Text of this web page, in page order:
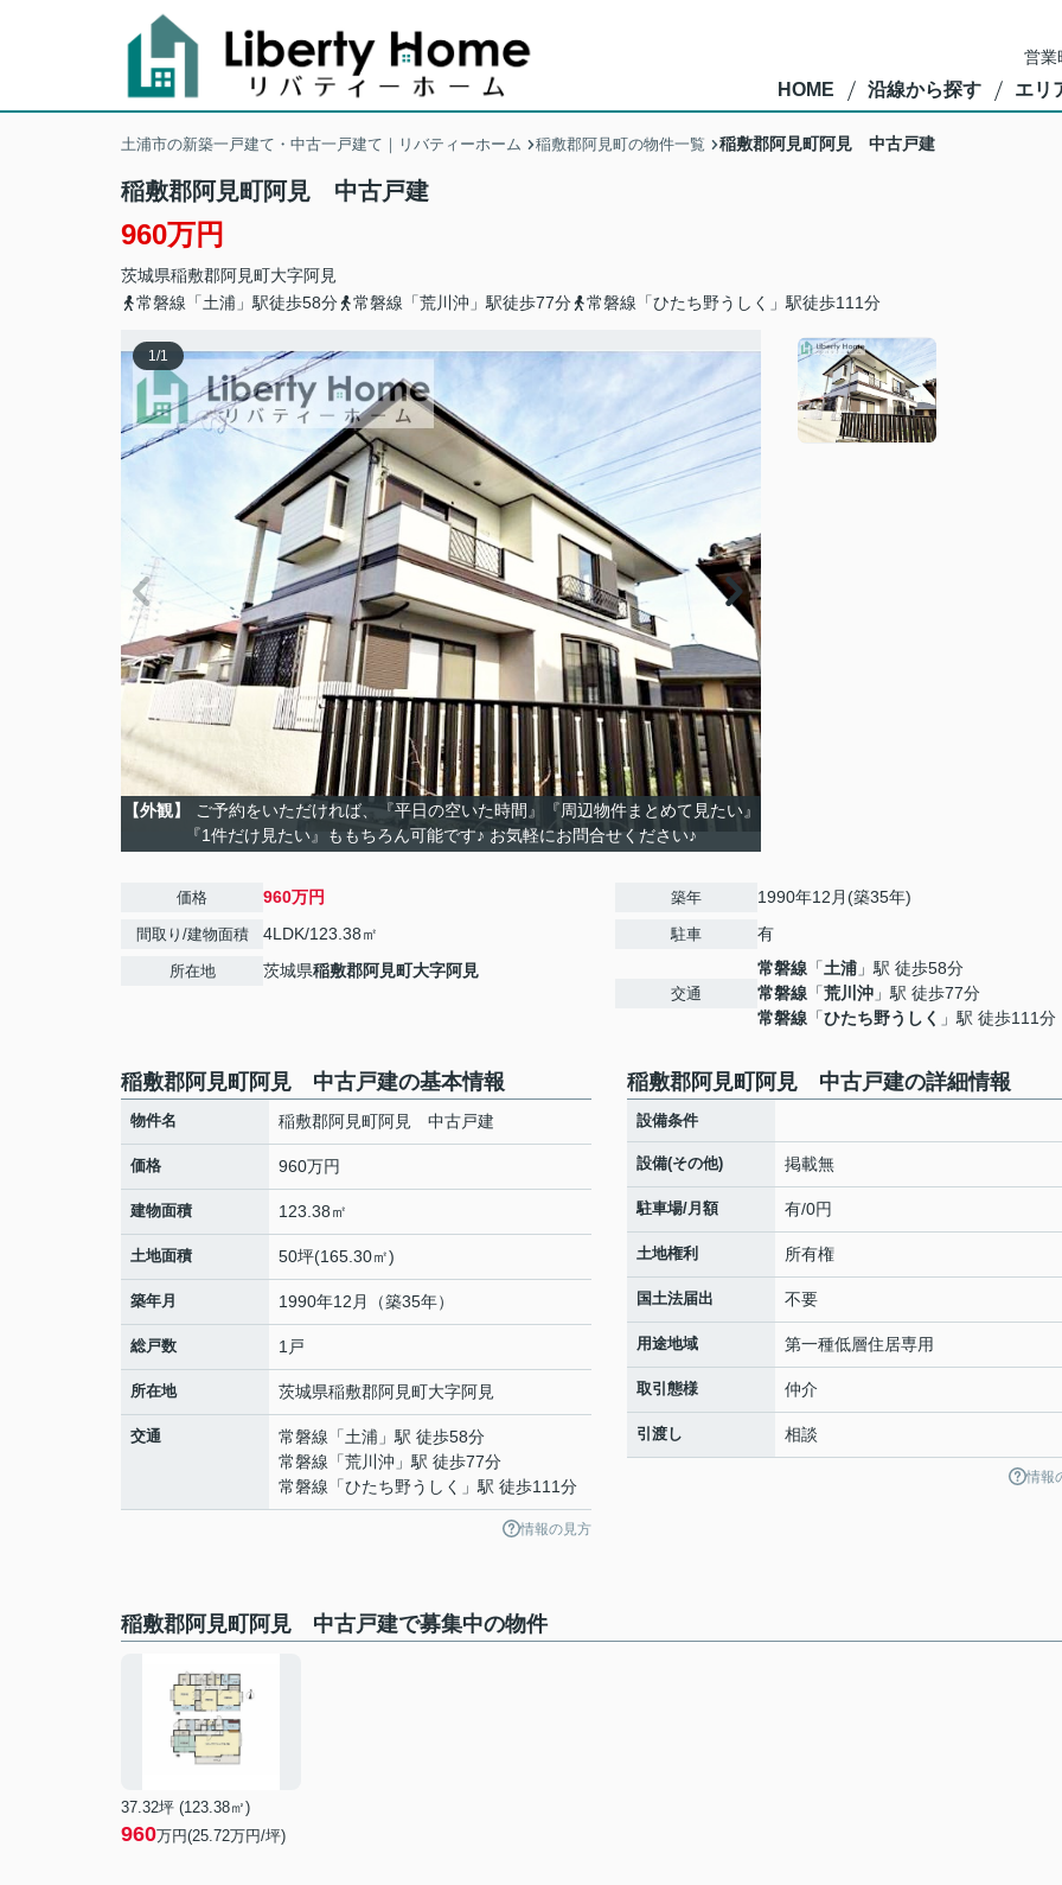
営
HOME 沿線から探す エリ
土浦市の新築一戸建て・中古一戸建て｜リバティーホーム 稲敷郡阿見町の物件一覧 稲敷郡阿見町阿見 中古戸建
稲敷郡阿見町阿見 中古戸建
960万円
茨城県稲敷郡阿見町大字阿見
常磐線「土浦」駅徒歩58分
常磐線「荒川沖」駅徒歩77分 常磐線「ひたち野うしく」駅徒歩111分
1/1
【外観】
ご予約をいただければ、『平日の空いた時間』『周辺物件まとめて見たい』
『1件だけ見たい』ももちろん可能です♪ お気軽にお問合せください♪
価格 960万円
間取り/建物面積 4LDK/123.38㎡
所在地 茨城県稲敷郡阿見町大字阿見
築年 1990年12月(築35年)
駐車 有
交通
常磐線 「土浦 」駅 徒歩58分
常磐線 「荒川沖 」駅 徒歩77分
常磐線 「ひたち野うしく 」駅 徒歩111分
稲敷郡阿見町阿見 中古戸建の基本情報
物件名 稲敷郡阿見町阿見 中古戸建
価格 960万円
建物面積 123.38㎡
土地面積 50坪(165.30㎡)
築年月 1990年12月（築35年）
総戸数 1戸
所在地 茨城県稲敷郡阿見町大字阿見
交通 常磐線 「土浦 」駅 徒歩58分
常磐線 「荒川沖 」駅 徒歩77分
常磐線 「ひたち野うしく 」駅 徒歩111分
情報の見方
稲敷郡阿見町阿見 中古戸建の詳細情報
設備条件
設備(その他) 掲載無
駐車場/月額 有/0円
土地権利 所有権
国土法届出 不要
用途地域 第一種低層住居専用
取引態様 仲介
引渡し 相談
情報
稲敷郡阿見町阿見 中古戸建で募集中の物件
37.32坪 (123.38㎡)
960万円(25.72万円/坪)